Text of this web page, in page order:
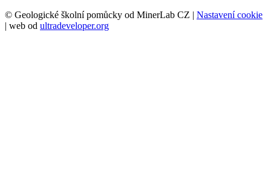
© Geologické školní pomůcky od MinerLab CZ | Nastavení cookie
| web od ultradeveloper.org